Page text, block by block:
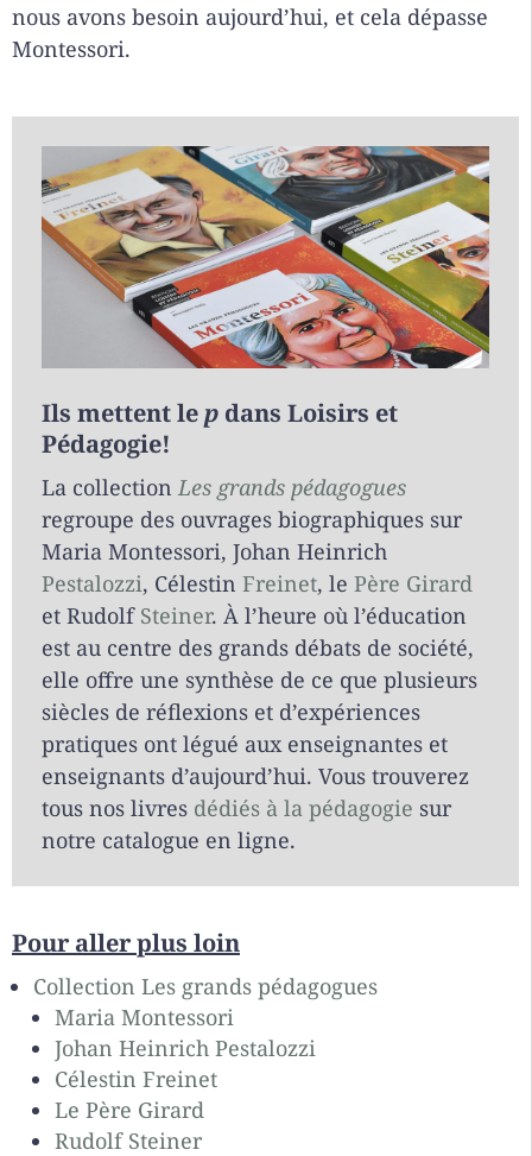
nous avons besoin aujourd’hui, et cela dépasse
Montessori.
Ils mettent lep dans Loisirs et
Pédagogie!
La collection Les grands pédagogues
regroupe des ouvrages biographiques sur
Maria Montessori, Johan Heinrich
Pestalozzi, Célestin Freinet, le Père Girard
et Rudolf Steiner. À l’heure où l’éducation
est au centre des grands débats de société,
elle offre une synthèse de ce que plusieurs
siècles de réflexions et d’expériences
pratiques ont légué aux enseignantes et
enseignants d’aujourd’hui. Vous trouverez
tous nos livres dédiés à la pédagogie sur
notre catalogue en ligne.
Pour aller plus loin
Collection Les grands pédagogues
Maria Montessori
Johan Heinrich Pestalozzi
Célestin Freinet
Le Père Girard
Rudolf Steiner